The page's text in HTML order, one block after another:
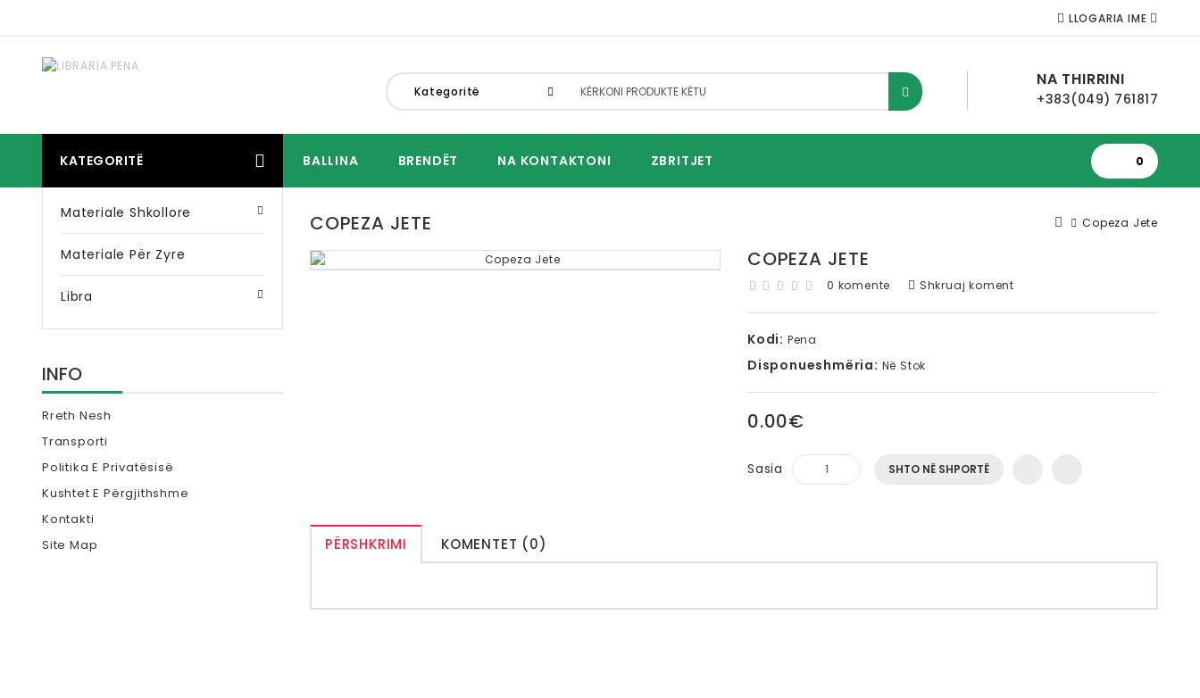
LLOGARIA IME
NA THIRRINI
+383(049) 761817
Kategoritë
KATEGORITË BALLINA BRENDËT NA KONTAKTONI ZBRITJET 0
Materiale Shkollore
Materiale Për Zyre
Libra
INFO
Rreth Nesh
Transporti
Politika E Privatësisë
Kushtet E Përgjithshme
Kontakti
Site Map
Copeza Jete
COPEZA JETE
COPEZA JETE
0 komente Shkruaj koment
Kodi: Pena
Disponueshmëria: Në Stok
0.00€
Sasia SHTO NË SHPORTË
PËRSHKRIMI KOMENTET (0)